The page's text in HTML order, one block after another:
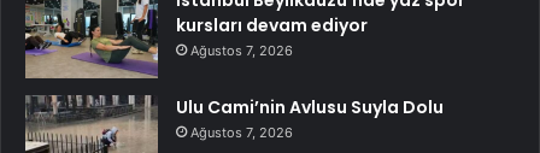
kursları devam ediyor
Ağustos 7, 2026
Ulu Cami’nin Avlusu Suyla Dolu
Ağustos 7, 2026